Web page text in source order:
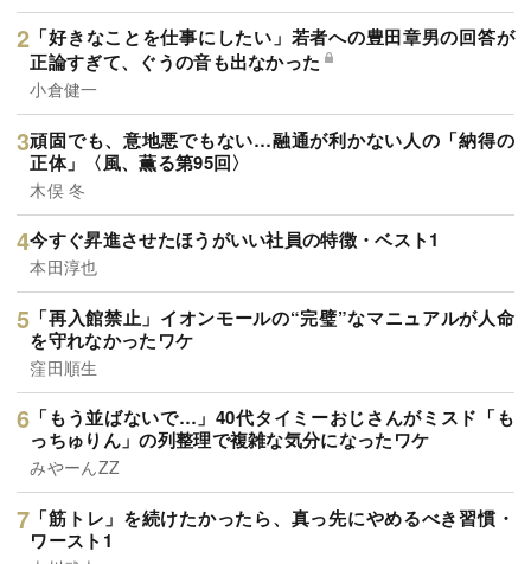
「好きなことを仕事にしたい」若者への豊田章男の回答が
正論すぎて、ぐうの音も出なかった
小倉健一
頑固でも、意地悪でもない…融通が利かない人の「納得の
正体」〈風、薫る第95回〉
木俣 冬
今すぐ昇進させたほうがいい社員の特徴・ベスト1
本田淳也
「再入館禁止」イオンモールの“完璧”なマニュアルが人命
を守れなかったワケ
窪田順生
「もう並ばないで…」40代タイミーおじさんがミスド「も
っちゅりん」の列整理で複雑な気分になったワケ
みやーんZZ
「筋トレ」を続けたかったら、真っ先にやめるべき習慣・
ワースト1